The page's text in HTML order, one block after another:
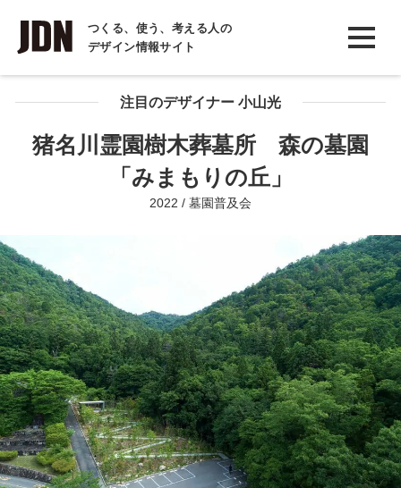
つくる、使う、考える人の
デザイン情報サイト
INTERVIEW
インタビュー
REPORT
COLUMN
注目のデザイナー 小山光
猪名川霊園樹木葬墓所 森の墓園
「みまもりの丘」
2022 / 墓園普及会